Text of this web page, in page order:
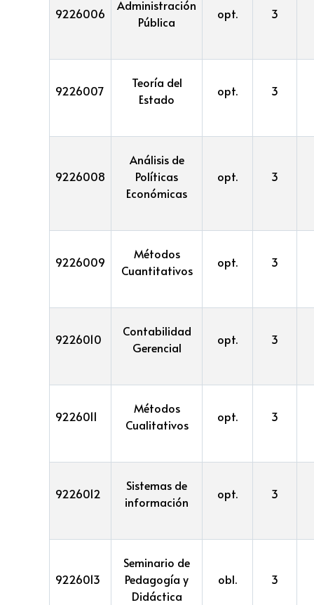
9226006
Administración
Pública
opt. 3
9226007
Teoría del
Estado
opt. 3
9226008
Análisis de
Políticas
Económicas
opt. 3
9226009
Métodos
Cuantitativos
opt. 3
9226010
Contabilidad
Gerencial
opt. 3
9226011
Métodos
Cualitativos
opt. 3
9226012
Sistemas de
información
opt. 3
9226013
Seminario de
Pedagogía y
Didáctica
obl. 3